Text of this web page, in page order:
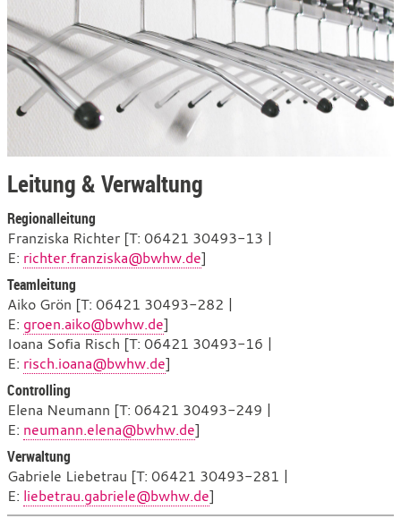
Leitung & Verwaltung
Regionalleitung
Franziska Richter [T: 06421 30493-13 |
E: richter.franziska@bwhw.de]
Teamleitung
Aiko Grön [T: 06421 30493-282 |
E: groen.aiko@bwhw.de]
Ioana Sofia Risch [T: 06421 30493-16 |
E: risch.ioana@bwhw.de]
Controlling
Elena Neumann [T: 06421 30493-249 |
E: neumann.elena@bwhw.de]
Verwaltung
Gabriele Liebetrau [T: 06421 30493-281 |
E: liebetrau.gabriele@bwhw.de]